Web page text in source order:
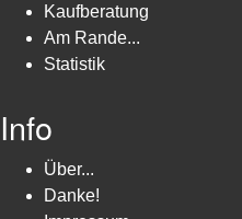
Kaufberatung
Am Rande...
Statistik
Info
Über...
Danke!